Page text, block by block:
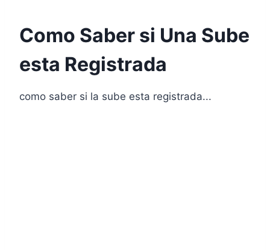
Como Saber si Una Sube
esta Registrada
como saber si la sube esta registrada...